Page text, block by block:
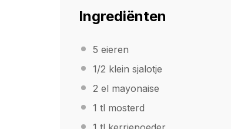
Ingrediënten
5 eieren
1/2 klein sjalotje
2 el mayonaise
1 tl mosterd